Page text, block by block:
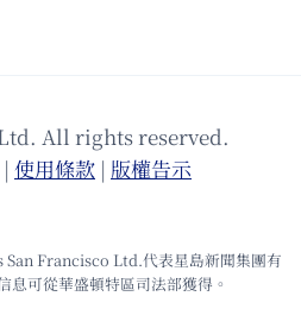
All rights reserved.
| 使⽤條款 | 版權告⽰
San Francisco Ltd.代表星島新聞集團有
息可從華盛頓特區司法部獲得。